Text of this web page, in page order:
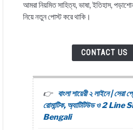
আমরা নিয়মিত সাহিত্য, ভাষা, ইতিহাস,
নিয়ে নতুন পোস্ট করে থাকি।
CONTACT US
বাংলা শায়েরী ২ লাইনে | সেরা
রোমান্টিক, অ্যাটিটিউড ও 2
Bengali